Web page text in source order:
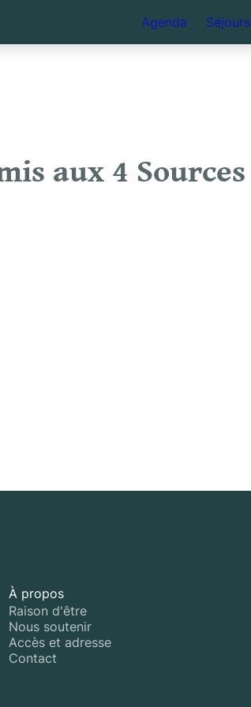
Agenda Séjours
aux 4 Sources
À propos
Raison d'être
Nous soutenir
Accès et adresse
Contact